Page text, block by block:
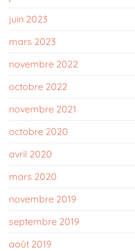
juin 2023
mars 2023
novembre 2022
octobre 2022
novembre 2021
octobre 2020
avril 2020
mars 2020
novembre 2019
septembre 2019
août 2019